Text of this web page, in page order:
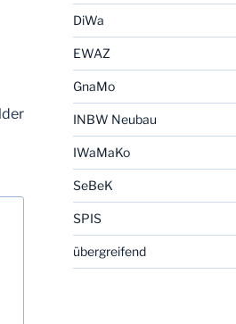
DiWa
EWAZ
GnaMo
INBW Neubau
IWaMaKo
SeBeK
SPIS
übergreifend